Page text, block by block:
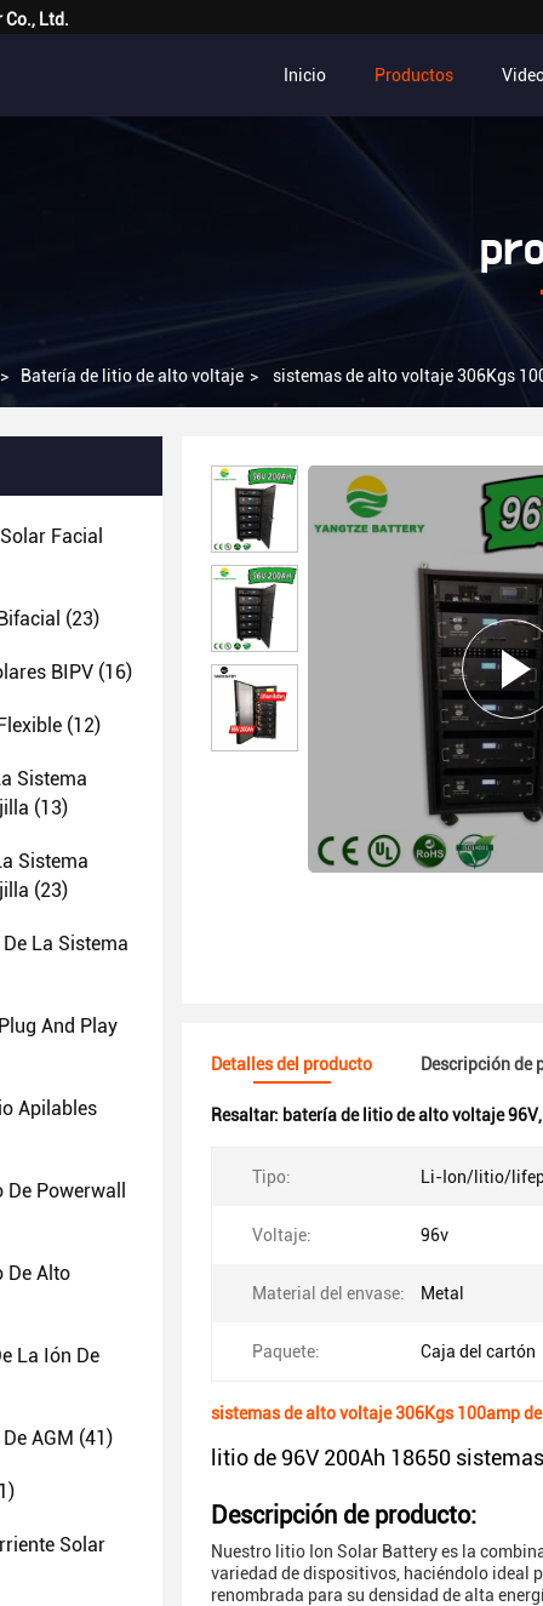
Co., Ltd.
Inicio Productos
> Batería de litio de alto voltaje > sistemas de alto voltaje 306Kgs
Facial
(23)
BIPV (16)
(12)
Sistema
(13)
Sistema
(23)
La Sistema
And Play
Apilables
Powerwall
De Alto
La Ión De
AGM (41)
Solar
Detalles del producto Descripción de
Resaltar: batería de litio de alto voltaje 96V,
Tipo: Li-Ion/litio/
Voltaje: 96v
Material del envase: Metal
Paquete: Caja del cartón
sistemas de alto voltaje 306Kgs 100amp
litio de 96V 200Ah 18650
Descripción de producto:
Nuestro litio Ion Solar Battery es la
variedad de dispositivos, haciéndolo ideal
renombrada para su densidad de alta